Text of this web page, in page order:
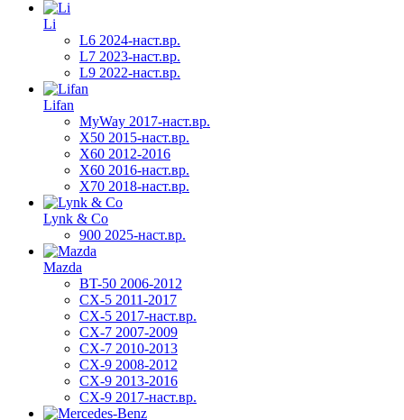
Li
L6 2024-наст.вр.
L7 2023-наст.вр.
L9 2022-наст.вр.
Lifan
MyWay 2017-наст.вр.
X50 2015-наст.вр.
X60 2012-2016
X60 2016-наст.вр.
X70 2018-наст.вр.
Lynk & Co
900 2025-наст.вр.
Mazda
BT-50 2006-2012
CX-5 2011-2017
CX-5 2017-наст.вр.
CX-7 2007-2009
CX-7 2010-2013
CX-9 2008-2012
CX-9 2013-2016
CX-9 2017-наст.вр.